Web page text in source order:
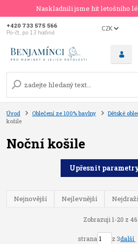
Naskladnili jsme hit letošního
CZK
+420 733 575 566
Po-čt, po 13 hodině
Úvod Oblečení ze 100% bavlny Dětské
košile
Noční košile
Upřesnit
Nejnovější Nejlevnější
Zobrazuji 1-20 z 46
strana z 3další